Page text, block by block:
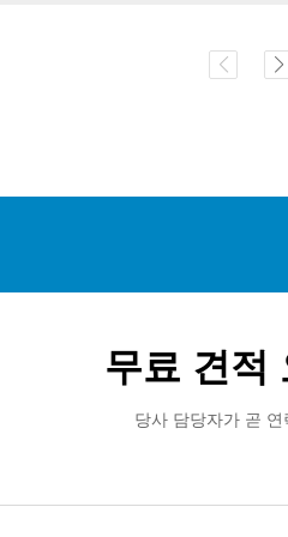
무료 견적
당사 담당자가 곧